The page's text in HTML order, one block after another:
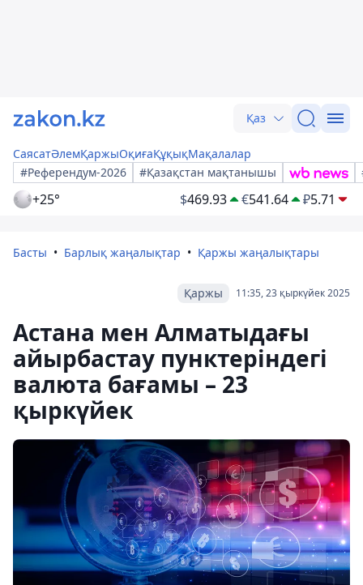
Қаз
СаясатӘлемҚаржыОқиғаҚұқықМақалалар
#Референдум-2026
#Қазақстан мақтанышы
+25° $469.93 €541.64 ₽5.71
Басты Барлық жаңалықтар Қаржы жаңалықтары
11:35, 23 қыркүйек 2025
Қаржы
Астана мен Алматыдағы
айырбастау пунктеріндегі
валюта бағамы – 23
қыркүйек